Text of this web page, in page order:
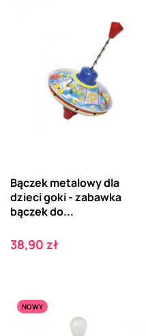
Bączek metalowy dla
dzieci goki - zabawka
bączek do...
Cena
38,90 zł
NOWY